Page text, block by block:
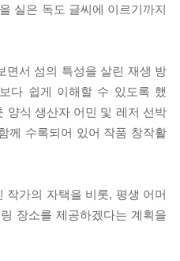
실은 독도 글씨에 이르기까지
면서 섬의 특성을 살린 재생 방
다 쉽게 이해할 수 있도록 했
양식 생산자 어민 및 레저 선박
께 수록되어 있어 작품 창작활
작가의 자택을 비롯, 평생 어머
장소를 제공하겠다는 계획을